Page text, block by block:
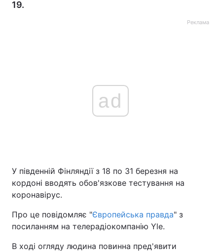
19.
Реклама
ad
У південній Фінляндії з 18 по 31 березня на
кордоні вводять обов'язкове тестування на
коронавірус.
Про це повідомляє "Європейська правда" з
посиланням на телерадіокомпанію Yle.
В ході огляду людина повинна пред'явити